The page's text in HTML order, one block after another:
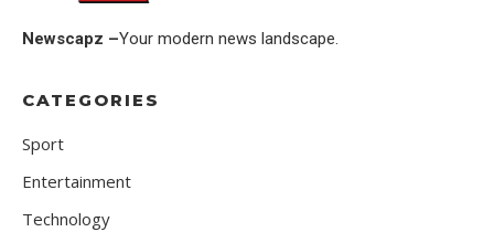
Newscapz –Your modern news landscape.
CATEGORIES
Sport
Entertainment
Technology